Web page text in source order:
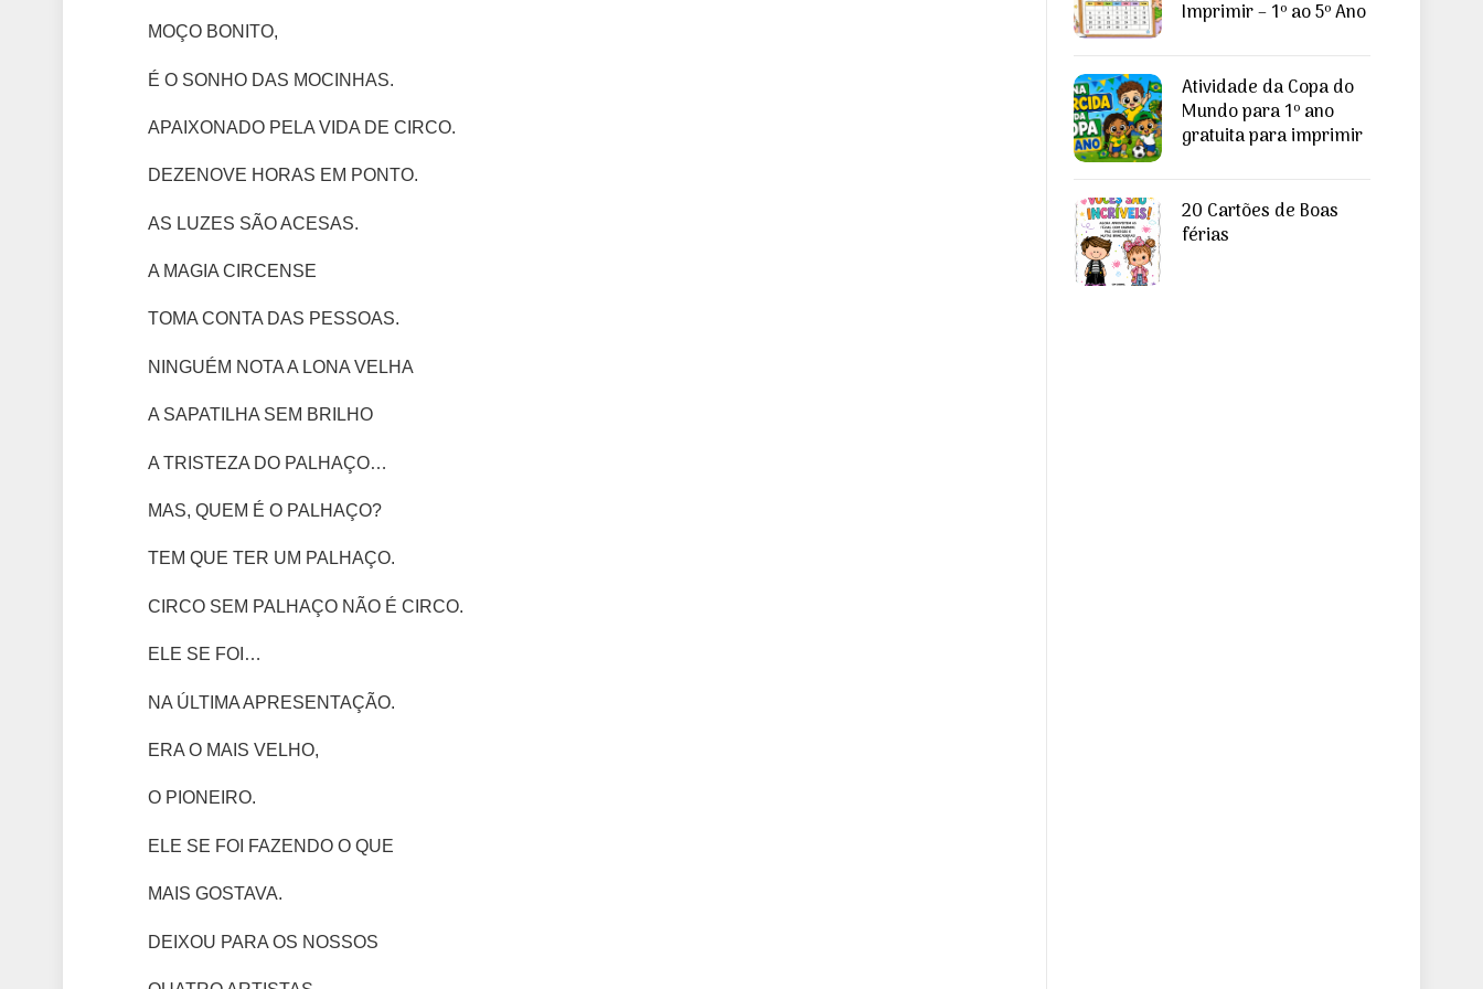
MOÇO BONITO,
É O SONHO DAS MOCINHAS.
APAIXONADO PELA VIDA DE CIRCO.
DEZENOVE HORAS EM PONTO.
AS LUZES SÃO ACESAS.
A MAGIA CIRCENSE
TOMA CONTA DAS PESSOAS.
NINGUÉM NOTA A LONA VELHA
A SAPATILHA SEM BRILHO
A TRISTEZA DO PALHAÇO…
MAS, QUEM É O PALHAÇO?
TEM QUE TER UM PALHAÇO.
CIRCO SEM PALHAÇO NÃO É CIRCO.
ELE SE FOI…
NA ÚLTIMA APRESENTAÇÃO.
ERA O MAIS VELHO,
O PIONEIRO.
ELE SE FOI FAZENDO O QUE
MAIS GOSTAVA.
DEIXOU PARA OS NOSSOS
Imprimir – 1º ao 5º Ano
Atividade da Copa do
Mundo para 1º ano
gratuita para imprimir
20 Cartões de Boas
férias